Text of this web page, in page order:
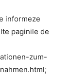
informeze
paginile de
zum-